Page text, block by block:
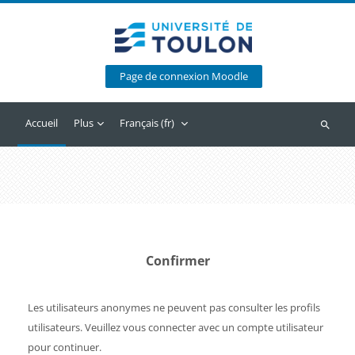
Page de connexion Moodle
Accueil Plus Français ‎(fr)‎
Confirmer
Les utilisateurs anonymes ne peuvent pas consulter les profils
utilisateurs. Veuillez vous connecter avec un compte utilisateur
pour continuer.